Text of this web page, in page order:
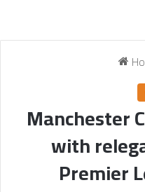
Manchester
with
Premier